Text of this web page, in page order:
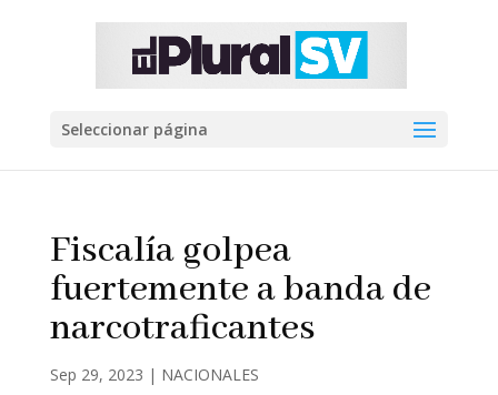
Seleccionar página
Fiscalía golpea
fuertemente a banda de
narcotraficantes
Sep 29, 2023 | NACIONALES